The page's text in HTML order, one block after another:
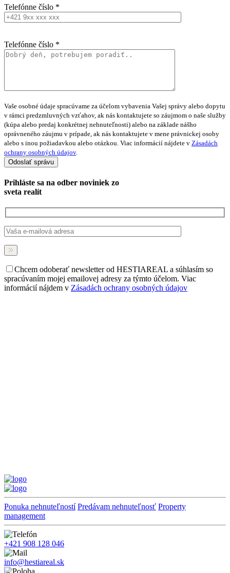
Telefónne číslo *
Telefónne číslo *
Vaše osobné údaje spracúvame za účelom vybavenia Vašej správy alebo dopytu
v rámci predzmluvných vzťahov, ak nás kontaktujete so záujmom o naše služby
(kúpa alebo predaj konkrétnej nehnuteľnosti) alebo na základe nášho
oprávneného záujmu v prípade, ak nás kontaktujete v mene právnickej osoby
alebo s inou požiadavkou alebo otázkou. Viac informácií nájdete v Zásadách
ochrany osobných údajov.
Prihláste sa na odber noviniek zo
sveta realít
Chcem odoberať newsletter od HESTIAREAL a súhlasím so
spracúvaním mojej emailovej adresy za týmto účelom. Viac
informácií nájdem v Zásadách ochrany osobných údajov
Ponuka nehnuteľností Predávam nehnuteľnosť Property
management
+421 908 128 046
info@hestiareal.sk